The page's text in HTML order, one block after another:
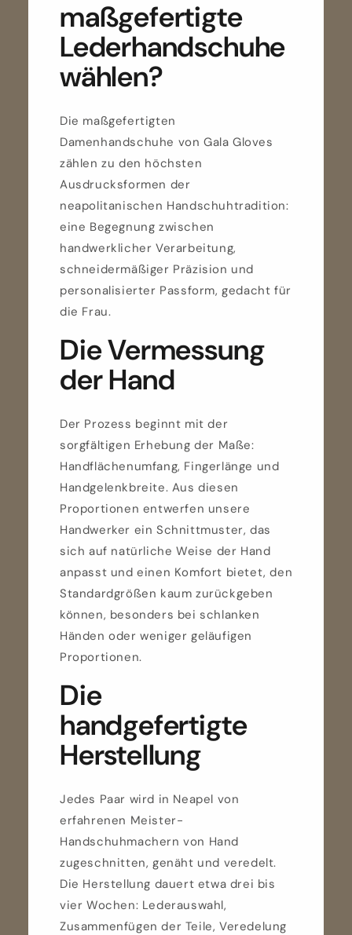
maßgefertigte
Lederhandschuhe
wählen?
Die maßgefertigten
Damenhandschuhe von Gala Gloves
zählen zu den höchsten
Ausdrucksformen der
neapolitanischen Handschuhtradition:
eine Begegnung zwischen
handwerklicher Verarbeitung,
schneidermäßiger Präzision und
personalisierter Passform, gedacht für
die Frau.
Die Vermessung
der Hand
Der Prozess beginnt mit der
sorgfältigen Erhebung der Maße:
Handflächenumfang, Fingerlänge und
Handgelenkbreite. Aus diesen
Proportionen entwerfen unsere
Handwerker ein Schnittmuster, das
sich auf natürliche Weise der Hand
anpasst und einen Komfort bietet, den
Standardgrößen kaum zurückgeben
können, besonders bei schlanken
Händen oder weniger geläufigen
Proportionen.
Die
handgefertigte
Herstellung
Jedes Paar wird in Neapel von
erfahrenen Meister-
Handschuhmachern von Hand
zugeschnitten, genäht und veredelt.
Die Herstellung dauert etwa drei bis
vier Wochen: Lederauswahl,
Zusammenfügen der Teile, Veredelung